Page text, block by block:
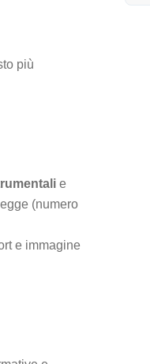
più
e
(numero
e immagine